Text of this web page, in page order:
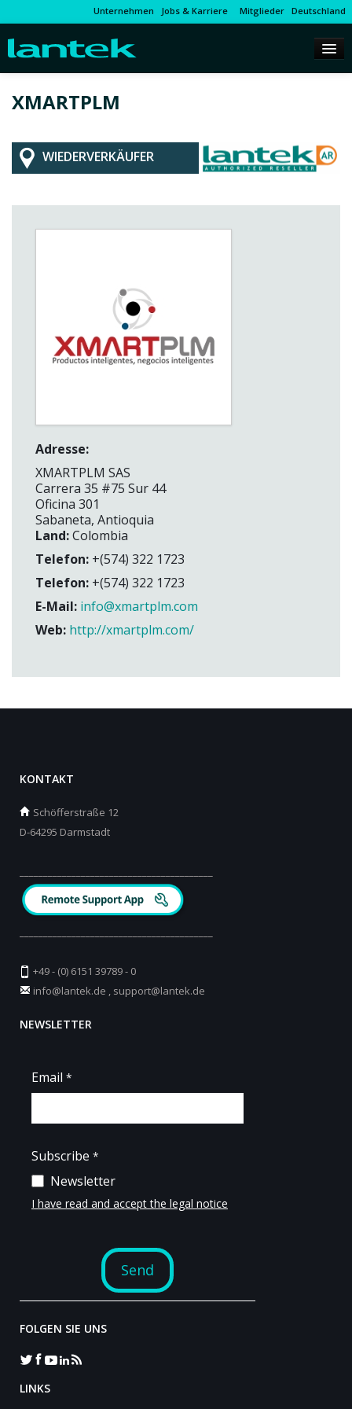
Unternehmen Jobs & Karriere Mitglieder Deutschland
XMARTPLM
WIEDERVERKÄUFER
Adresse:
XMARTPLM SAS
Carrera 35 #75 Sur 44
Oficina 301
Sabaneta, Antioquia
Land:Colombia
Telefon: +(574) 322 1723
Telefon: +(574) 322 1723
E-Mail: info@xmartplm.com
Web: http://xmartplm.com/
KONTAKT
Schöfferstraße 12
D-64295 Darmstadt
+49 - (0) 6151 39789 - 0
info@lantek.de
support@lantek.de
NEWSLETTER
FOLGEN SIE UNS
LINKS